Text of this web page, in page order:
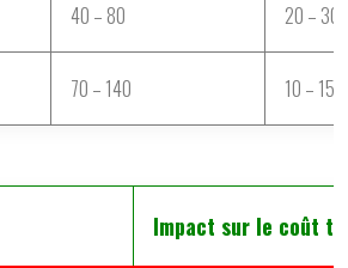
40 – 80 20 – 30
70 – 140 10 – 15
Impact sur le coût